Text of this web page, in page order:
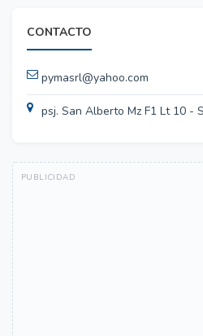
CONTACTO
pymasrl@yahoo.com
psj. San Alberto Mz F1 Lt 10 -